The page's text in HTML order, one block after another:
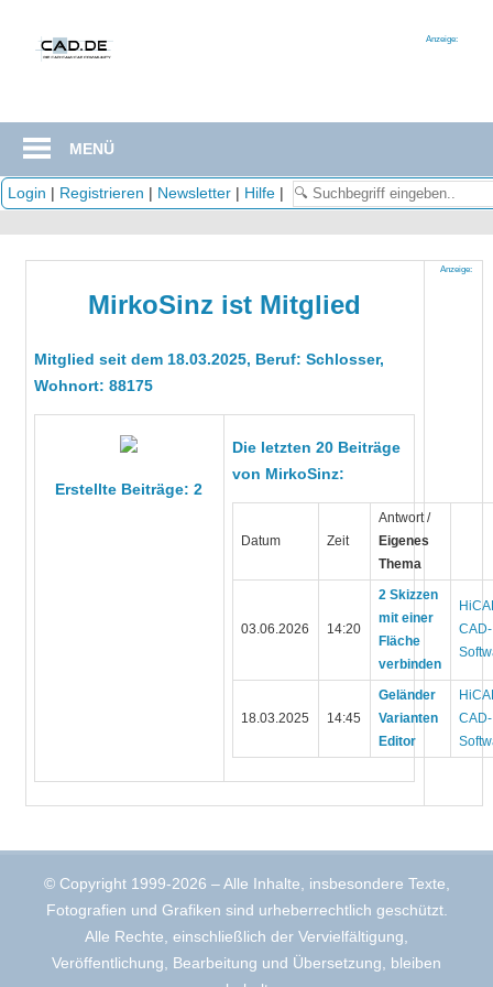
Anzeige:
MENÜ
Login | Registrieren | Newsletter | Hilfe |
MirkoSinz ist Mitglied
Mitglied seit dem 18.03.2025, Beruf: Schlosser,
Wohnort: 88175
Erstellte Beiträge: 2
Die letzten 20 Beiträge
von MirkoSinz:
Datum Zeit
Antwort /
Eigenes
Thema
03.06.2026 14:20
2 Skizzen
mit einer
Fläche
verbinden
CAD-
18.03.2025 14:45
Geländer
Varianten
Editor
CAD-
Anzeige:
© Copyright 1999-2026 – Alle Inhalte, insbesondere Texte,
Fotografien und Grafiken sind urheberrechtlich geschützt.
Alle Rechte, einschließlich der Vervielfältigung,
Veröffentlichung, Bearbeitung und Übersetzung, bleiben